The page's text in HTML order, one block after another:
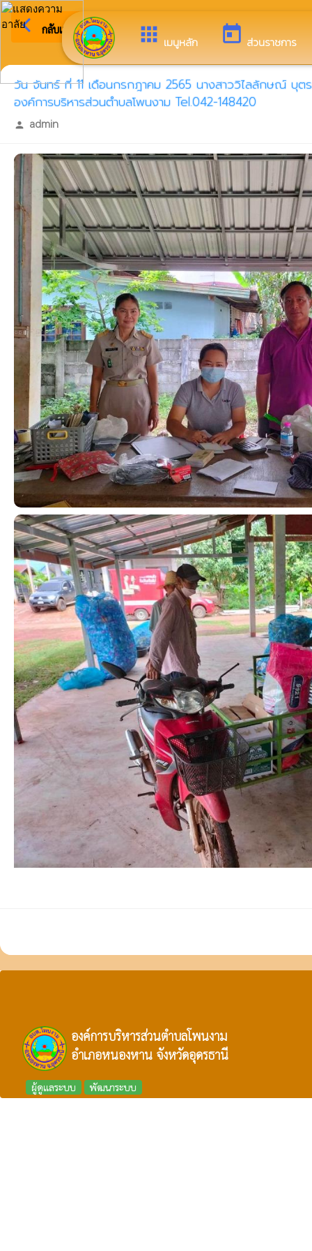
apps เมนูหลัก today ส่วนราชการ
arrow_back_ios กลับเมนูหลัก
วัน จันทร์ ที่ 11 เดือนกรกฎาคม 2565 นางสาววิไลลักษณ์ บุ
องค์การบริหารส่วนตำบลโพนงาม Tel.042-148420
person admin
องค์การบริหารส่วนตำบลโพนงาม
อำเภอหนองหาน จังหวัดอุดรธานี
ผู้ดูแลระบบ พัฒนาระบบ